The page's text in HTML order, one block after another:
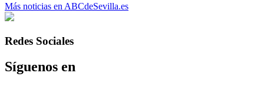
Más noticias en ABCdeSevilla.es
Redes Sociales
Síguenos en